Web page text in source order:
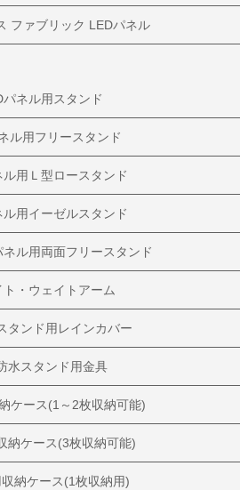
ファブリック LEDパネル
パネル用スタンド
ル用フリースタンド
ル用Ｌ型ロースタンド
ル用イーゼルスタンド
ル用両面フリースタンド
ト・ウェイトアーム
タンド用レインカバー
水スタンド用金具
ケース(1～2枚収納可能)
納ケース(3枚収納可能)
納ケース(1枚収納用)